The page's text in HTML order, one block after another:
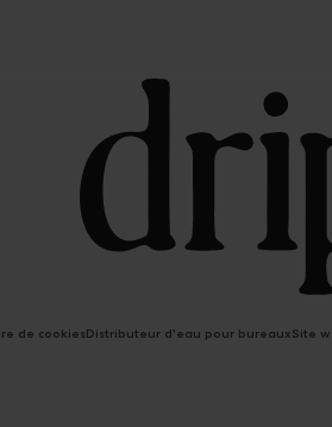
de cookiesDistributeur d'eau pour bureauxSite